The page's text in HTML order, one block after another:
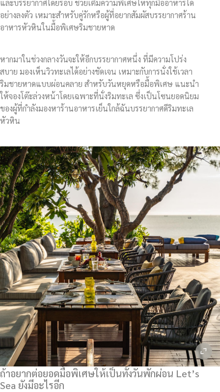
และบรรยากาศโดยรอบ ช่วยเติมความพิเศษให้ทุกมื้ออาหารได้
อย่างลงตัว เหมาะสำหรับคู่รักหรือผู้ที่อยากสัมผัสบรรยากาศร้าน
อาหารหัวหินในมื้อพิเศษริมชายหาด
หากมาในช่วงกลางวันจะให้อีกบรรยากาศหนึ่ง ที่มีความโปร่ง
สบาย มองเห็นวิวทะเลได้อย่างชัดเจน เหมาะกับการนั่งใช้เวลา
ริมชายหาดแบบผ่อนคลาย สำหรับวันหยุดหรือมื้อพิเศษ แนะนำ
ให้จองโต๊ะล่วงหน้าโดยเฉพาะที่นั่งริมทะเล ซึ่งเป็นโซนยอดนิยม
ของผู้ที่กำลังมองหาร้านอาหารเย็นใกล้ฉันบรรยากาศดีริมทะเล
หัวหิน
ถ้าอยากต่อยอดมื้อพิเศษให้เป็นทั้งวันพักผ่อน Let’s
Sea ยังมีอะไรอีก